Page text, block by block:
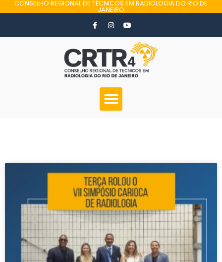
CONSELHO REGIONAL DE TÉCNICOS EM RADIOLOGIA DO RIO DE
JANEIRO